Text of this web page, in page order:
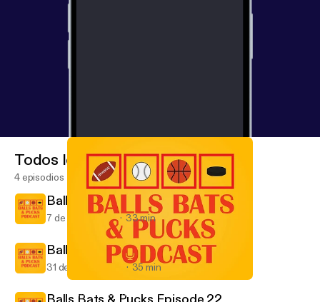
Balls Bats & Pucks Podcast
Todos los episodios
4 episodios
Balls Bats & Pucks Episode 24
7 de dic de 2017 33 min
Balls Bats & Pucks Episode 23
31 de oct de 2017 35 min